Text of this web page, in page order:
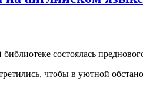
состоялась
чтобы в уютной